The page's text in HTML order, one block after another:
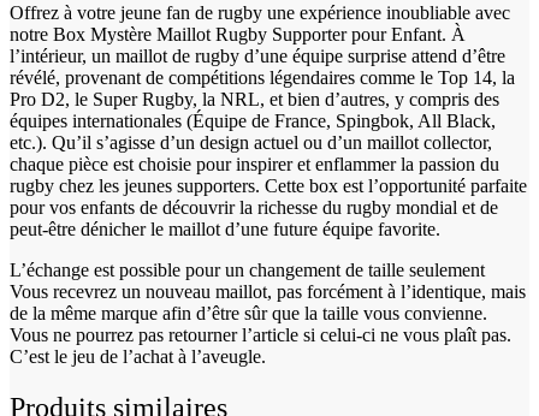
Offrez à votre jeune fan de rugby une expérience inoubliable avec
notre Box Mystère Maillot Rugby Supporter pour Enfant. À
l’intérieur, un maillot de rugby d’une équipe surprise attend d’être
révélé, provenant de compétitions légendaires comme le Top 14, la
Pro D2, le Super Rugby, la NRL, et bien d’autres, y compris des
équipes internationales (Équipe de France, Spingbok, All Black,
etc.). Qu’il s’agisse d’un design actuel ou d’un maillot collector,
chaque pièce est choisie pour inspirer et enflammer la passion du
rugby chez les jeunes supporters. Cette box est l’opportunité parfaite
pour vos enfants de découvrir la richesse du rugby mondial et de
peut-être dénicher le maillot d’une future équipe favorite.
L’échange est possible pour un changement de taille seulement
Vous recevrez un nouveau maillot, pas forcément à l’identique, mais
de la même marque afin d’être sûr que la taille vous convienne.
Vous ne pourrez pas retourner l’article si celui-ci ne vous plaît pas.
C’est le jeu de l’achat à l’aveugle.
Produits similaires